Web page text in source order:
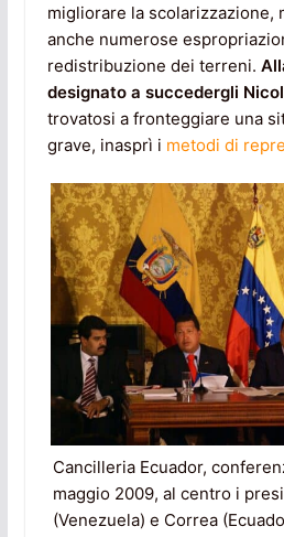
migliorare la scolarizzazione,
anche numerose
redistribuzione dei terreni.
designato a succedergli
trovatosi a fronteggiare una
grave, inasprì i metodi di
Cancilleria Ecuador,
maggio 2009, al centro i
(Venezuela) e Correa